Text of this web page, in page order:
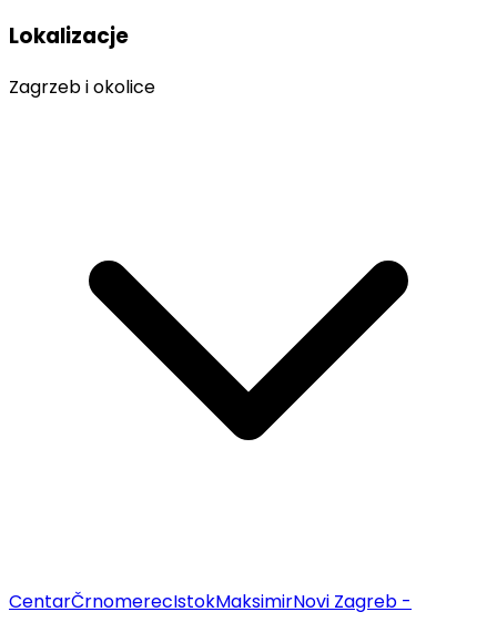
Lokalizacje
Zagrzeb i okolice
CentarČrnomerecIstokMaksimirNovi Zagreb -